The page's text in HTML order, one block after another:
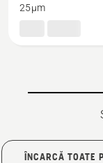
despre
25µm
ÎNCARCĂ TOATE